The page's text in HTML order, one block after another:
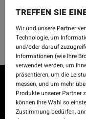
TREFFEN SIE
Wir und unsere Partner
Technologie, um
und/oder darauf
Informationen (wie Ihre
verwendet werden, um
präsentieren, um die
messen, und um mehr
Produkte unserer Partner
können Ihre Wahl so
Zustimmung bedürfen,